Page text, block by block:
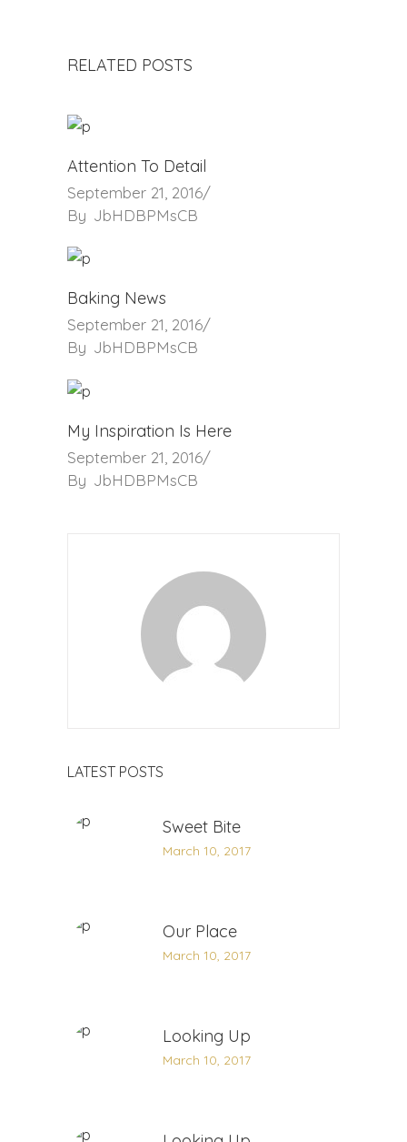
RELATED POSTS
Attention To Detail
September 21, 2016
By JbHDBPMsCB
Baking News
September 21, 2016
By JbHDBPMsCB
My Inspiration Is Here
September 21, 2016
By JbHDBPMsCB
LATEST POSTS
Sweet Bite
March 10, 2017
Our Place
March 10, 2017
Looking Up
March 10, 2017